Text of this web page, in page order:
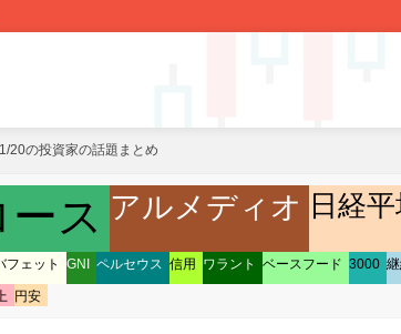
20の投資家の話題まとめ
ース アルメディオ 日経
フェット GNI ペルセウス 信用 ワラント ベースフード 3000
円安